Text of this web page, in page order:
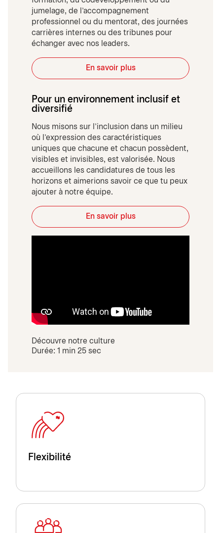
jumelage, de l'accompagnement
professionnel ou du mentorat, des journées
carrières internes ou des tribunes pour
échanger avec nos leaders.
En savoir plus
Pour un environnement inclusif et
diversifié
Nous misons sur l’inclusion dans un milieu
où l’expression des caractéristiques
uniques que chacune et chacun possèdent,
visibles et invisibles, est valorisée. Nous
accueillons les candidatures de tous les
horizons et aimerions savoir ce que tu peux
ajouter à notre équipe.
En savoir plus
Découvre notre culture
Durée: 1 min 25 sec
Flexibilité